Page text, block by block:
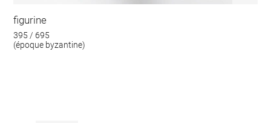
figurine
395 / 695
(époque byzantine)